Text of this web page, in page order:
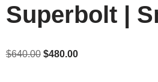
Superbolt |
$640.00 $480.00